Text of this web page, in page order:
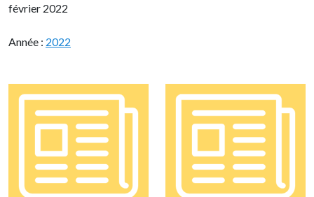
février 2022
Année : 2022